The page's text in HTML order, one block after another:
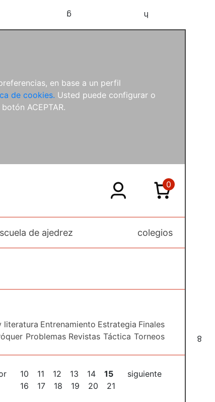
en base a un perfil
de cookies. Usted puede configurar o
ACEPTAR.
g h
8
de ajedrez colegios
0
literatura Entrenamiento Estrategia Finales
Problemas Revistas Táctica Torneos
10 11 12 13 14
15
16
17 18 19 20 21
siguiente